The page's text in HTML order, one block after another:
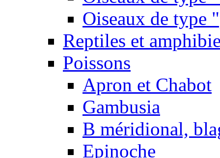
Oiseaux de type
Reptiles et
Poissons
Apron et Chabot
Gambusia
B méridional,
Epinoche